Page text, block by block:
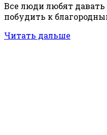
Все люди любят
побудить к
Читать дальше